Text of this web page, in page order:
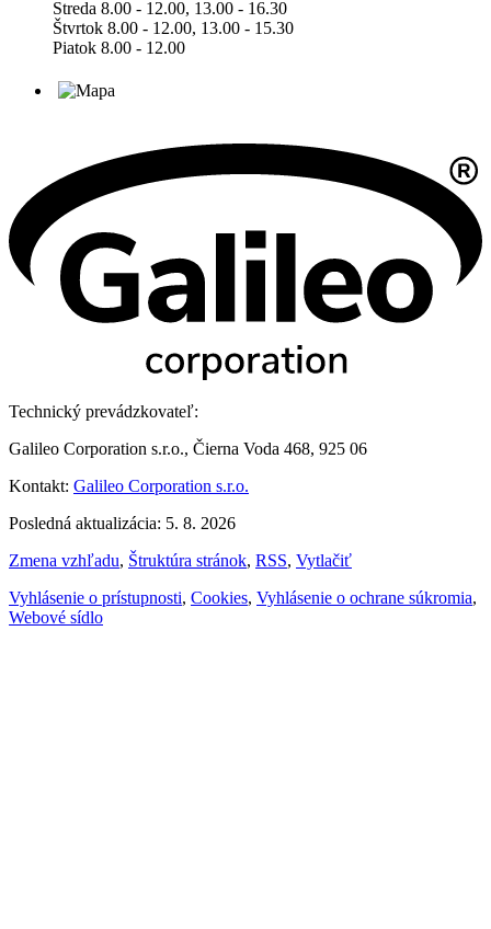
Streda 8.00 - 12.00, 13.00 - 16.30
Štvrtok 8.00 - 12.00, 13.00 - 15.30
Piatok 8.00 - 12.00
Technický prevádzkovateľ:
Galileo Corporation s.r.o., Čierna Voda 468, 925 06
Kontakt: Galileo Corporation s.r.o.
Posledná aktualizácia: 5. 8. 2026
Zmena vzhľadu, Štruktúra stránok, RSS, Vytlačiť
Vyhlásenie o prístupnosti, Cookies, Vyhlásenie o ochrane súkromia,
Webové sídlo